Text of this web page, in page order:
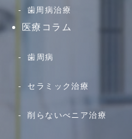
歯周病治療
医療コラム
歯周病
セラミック治療
削らないべニア治療